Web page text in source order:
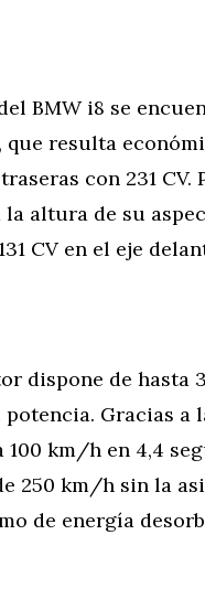
BMW i8 se
resulta
con 231 CV.
altura de su
CV en el eje
dispone de hasta
Gracias
100 km/h en 4,4
250 km/h sin la
de energía